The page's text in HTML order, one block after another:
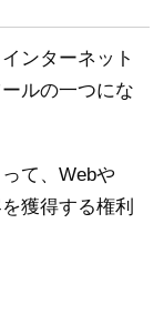
ンターネット
ルの一つにな
て、Webや
獲得する権利